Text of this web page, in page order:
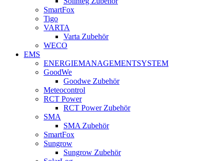
SmartFox
Tigo
VARTA
Varta Zubehör
WECO
EMS
ENERGIEMANAGEMENTSYSTEM
GoodWe
Goodwe Zubehör
Meteocontrol
RCT Power
RCT Power Zubehör
SMA
SMA Zubehör
SmartFox
Sungrow
Sungrow Zubehör